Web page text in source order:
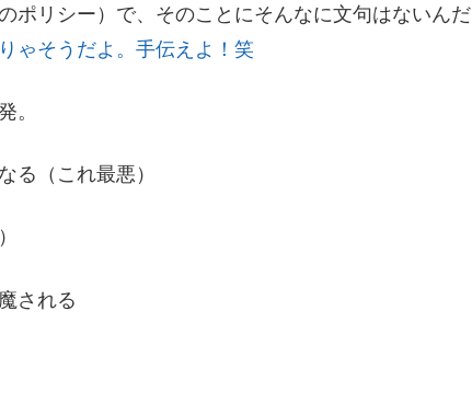
ポリシー）で、そのことにそんなに文句はないんだ
ゃそうだよ。手伝えよ！笑
。
る（これ最悪）
される